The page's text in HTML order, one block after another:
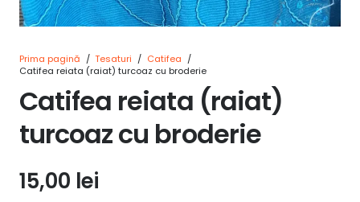
Prima pagină / Tesaturi / Catifea /
Catifea reiata (raiat) turcoaz cu broderie
Catifea reiata (raiat)
turcoaz cu broderie
15,00 lei